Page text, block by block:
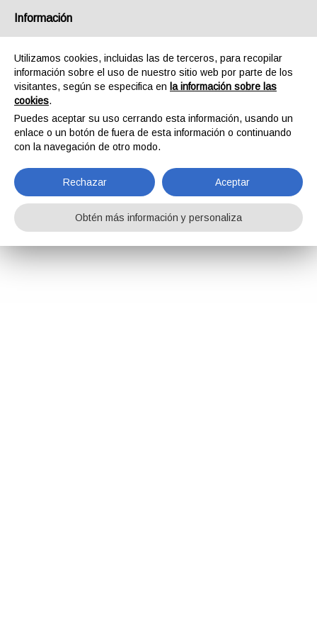
Información
Utilizamos cookies, incluidas las de terceros, para recopilar
información sobre el uso de nuestro sitio web por parte de los
visitantes, según se especifica en la información sobre las
cookies.
Puedes aceptar su uso cerrando esta información, usando un
enlace o un botón de fuera de esta información o continuando
con la navegación de otro modo.
Rechazar Aceptar
Obtén más información y personaliza